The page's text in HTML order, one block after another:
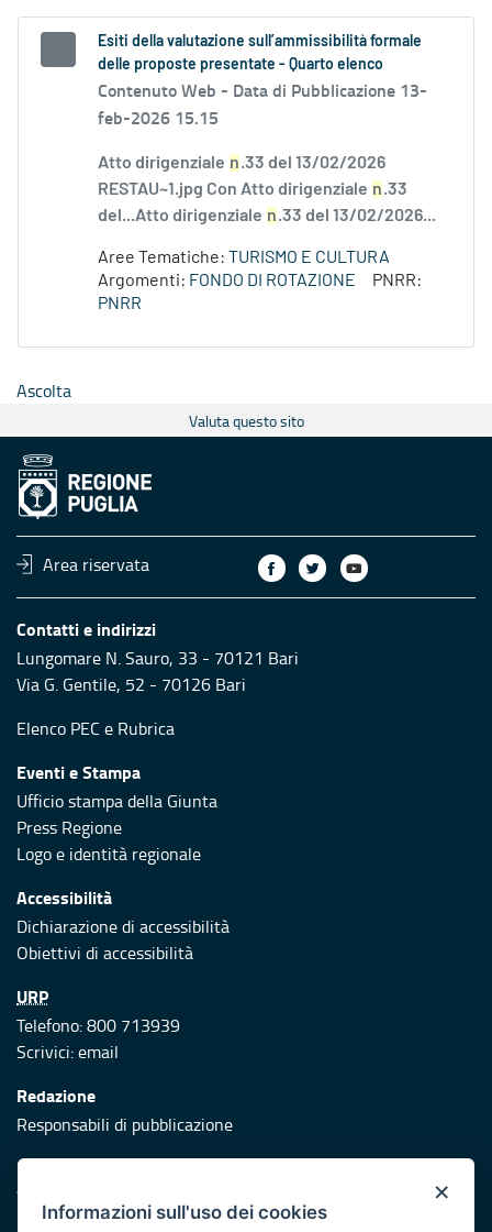
Esiti della valutazione sull’ammissibilità formale
delle proposte presentate - Quarto elenco
Contenuto Web - Data di Pubblicazione 13-
feb-2026 15.15
Atto dirigenziale n.33 del 13/02/2026
RESTAU~1.jpg Con Atto dirigenziale n.33
del...Atto dirigenziale n.33 del 13/02/2026...
Aree Tematiche: TURISMO E CULTURA
Argomenti: FONDO DI ROTAZIONE
PNRR:
PNRR
Ascolta
Valuta questo sito
Area riservata
Contatti e indirizzi
Lungomare N. Sauro, 33 - 70121 Bari
Via G. Gentile, 52 - 70126 Bari
Elenco PEC e Rubrica
Eventi e Stampa
Ufficio stampa della Giunta
Press Regione
Logo e identità regionale
Accessibilità
Dichiarazione di accessibilità
Obiettivi di accessibilità
URP
Telefono: 800 713939
Scrivici:email
Redazione
Responsabili di pubblicazione
Protezione civile
Vai al sito di Protezione Civile Puglia
×
Informazioni sull'uso dei cookies